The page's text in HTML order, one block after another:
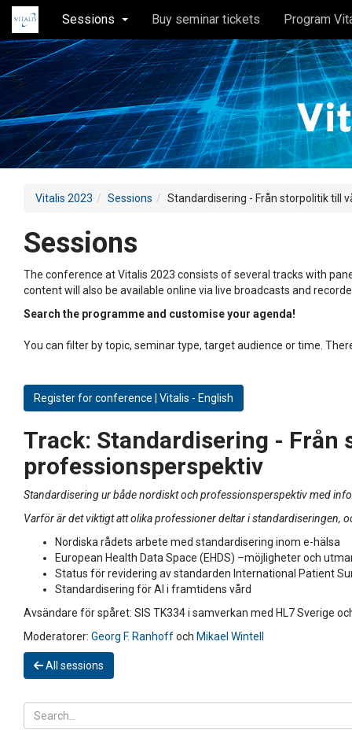
Sessions Buy seminar tickets Program
Vitalis 2023 Sessions Standardisering - Från storpolitik till
Sessions
The conference at Vitalis 2023 consists of several tracks with
content will also be available online via live broadcasts and
Search the programme and customise your agenda!
You can filter by topic, seminar type, target audience or time.
Register for conference | Vitalis - English
Track: Standardisering -
professionsperspektiv
Standardisering ur både nordiskt och professionsperspektiv med
Varför är det viktigt att olika professioner deltar i standardiseringen,
Nordiska rådets arbete med standardisering inom e-hälsa
European Health Data Space (EHDS) –möjligheter och
Status för revidering av standarden International Patient
Standardisering för AI i framtidens vård
Avsändare för spåret: SIS TK334 i samverkan med HL7 Sverige
Moderatorer: Georg F. Ranhoffoch Mikael Wintell
All sessions